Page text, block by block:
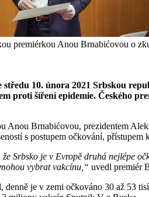
premiérkou Anou Brnabićovou o
10. února 2021 Srbskou
proti šíření epidemie. Českého
Anou Brnabićovou, prezidentem
s postupem očkování,
že Srbsko je v Evropě druhá nejlépe
vybrat vakcínu,“ uvedl premiér
denně je v zemi očkováno 30 až 53